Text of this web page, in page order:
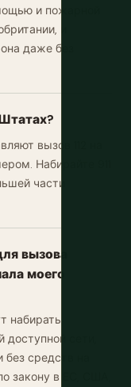
и пожарной
и
даже без
вызов 112 на
Набирайте 911
части
вызова
моего
набирать
сети,
средств на
закону в ЕС, США,